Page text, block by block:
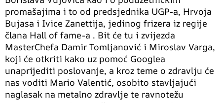
promašajima i to od predsjednika UGP-a, Hrvoja
Bujasa i Ivice Zanettija, jedinog frizera iz regije
člana Hall of fame-a . Bit će tu i zvijezda
MasterChefa Damir Tomljanović i Miroslav Varga,
koji će otkriti kako uz pomoć Googlea
unaprijediti poslovanje, a kroz teme o zdravlju će
nas voditi Mario Valentić, osobito stavljajući
naglasak na metalno zdravlje te ravnotežu